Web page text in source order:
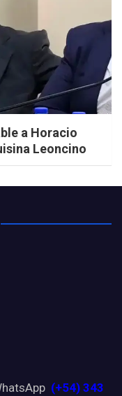
a Horacio
Leoncino
(+54) 343